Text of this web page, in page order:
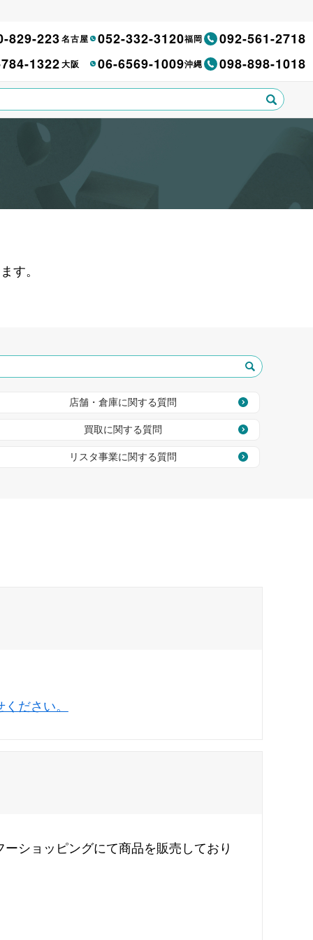
829-223名古屋 052-332-3120福岡
092-561-2718
1322大阪 06-6569-1009沖縄 098-898-1018
す。
店舗・倉庫に関する質問
買取に関する質問
リスタ事業に関する質問
ださい。
ショッピングにて商品を販売しており